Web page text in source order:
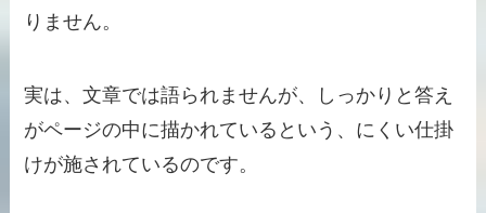
りません。
実は、文章では語られませんが、しっかりと答え
がページの中に描かれているという、にくい仕掛
けが施されているのです。